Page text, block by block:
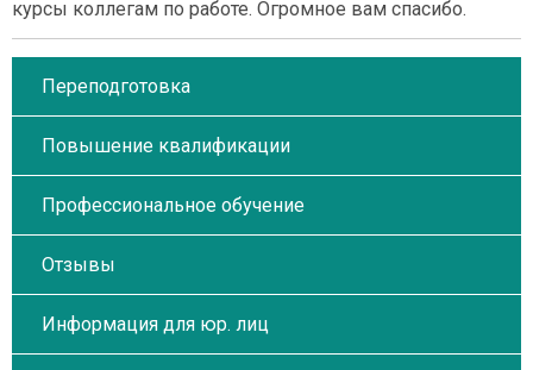
курсы коллегам по работе. Огромное вам спасибо.
Переподготовка
Повышение квалификации
Профессиональное обучение
Отзывы
Информация для юр. лиц